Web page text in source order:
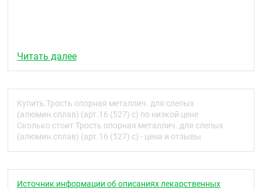
Читать далее
Купить Трость опорная металлич. для слепых
(алюмин.сплав) (арт.16 (527) с) по низкой цене
Сколько стоит Трость опорная металлич. для слепых
(алюмин.сплав) (арт.16 (527) с) - цена и отзывы
Источник информации об описаниях лекарственных